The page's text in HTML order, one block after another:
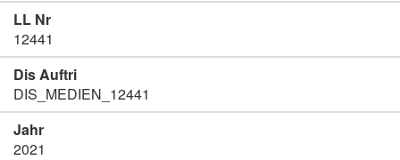
LL Nr
12441
Dis Auftri
DIS_MEDIEN_12441
Jahr
2021